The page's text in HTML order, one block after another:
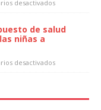
desactivados
de salud
niñas a
desactivados